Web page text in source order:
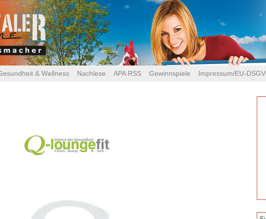
& Wellness Nachlese APA RSS Gewinnspiele Impressum/EU-